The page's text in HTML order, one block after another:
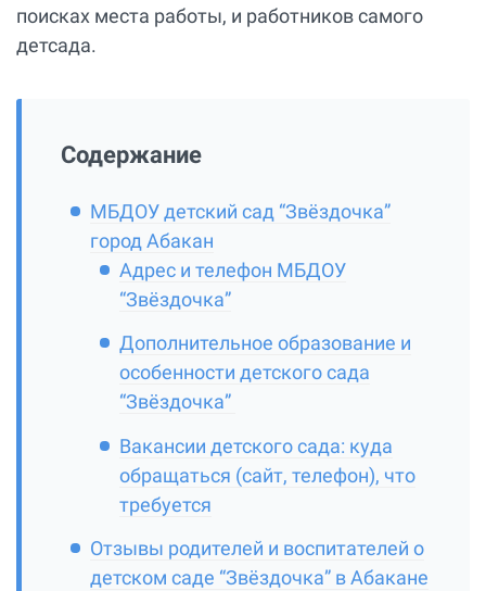
поисках места работы, и работников самого
детсада.
Содержание
МБДОУ детский сад “Звёздочка”
город Абакан
Адрес и телефон МБДОУ
“Звёздочка”
Дополнительное образование и
особенности детского сада
“Звёздочка”
Вакансии детского сада: куда
обращаться (сайт, телефон), что
требуется
Отзывы родителей и воспитателей о
детском саде “Звёздочка” в Абакане